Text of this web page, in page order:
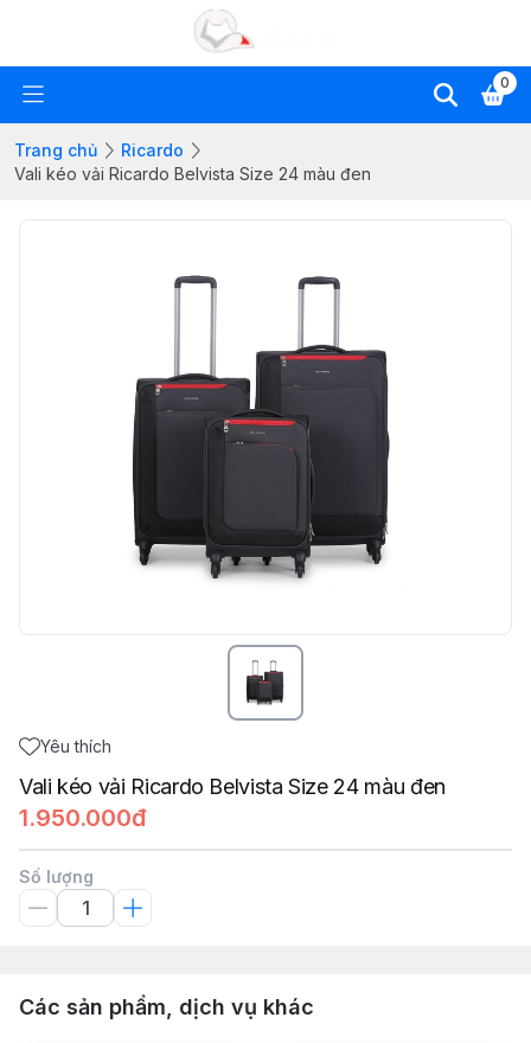
0
Trang chủ
Ricardo
Vali kéo vải Ricardo Belvista Size 24 màu đen
Yêu thích
Vali kéo vải Ricardo Belvista Size 24 màu đen
1.950.000đ
Số lượng
Các sản phẩm, dịch vụ khác